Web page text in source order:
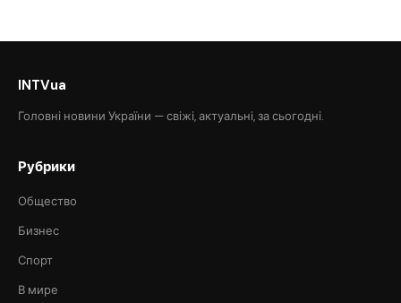
INTVua
Головні новини України — свіжі, актуальні, за сьогодні.
Рубрики
Общество
Бизнес
Спорт
В мире